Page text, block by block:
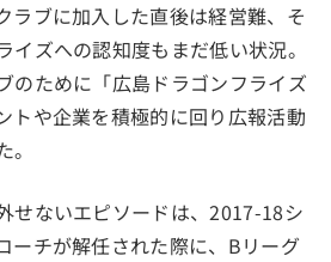
ラブに加入した直後は経営難、そ
イズへの認知度もまだ低い状況。
のために「広島ドラゴンフライズ
トや企業を積極的に回り広報活動
せないエピソードは、2017-18シ
ーチが解任された際に、Bリーグ